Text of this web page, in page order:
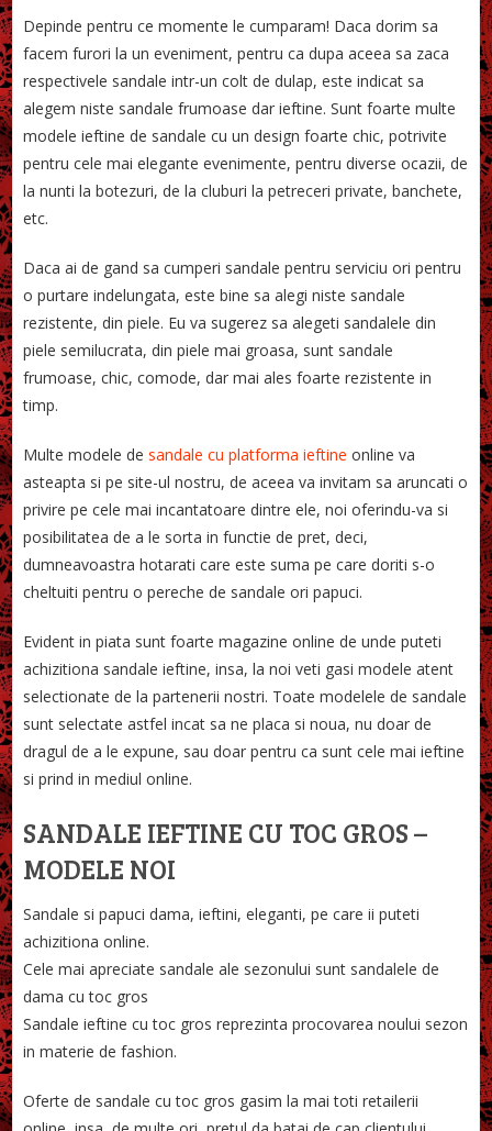
Depinde pentru ce momente le cumparam! Daca dorim sa
facem furori la un eveniment, pentru ca dupa aceea sa zaca
respectivele sandale intr-un colt de dulap, este indicat sa
alegem niste sandale frumoase dar ieftine. Sunt foarte multe
modele ieftine de sandale cu un design foarte chic, potrivite
pentru cele mai elegante evenimente, pentru diverse ocazii, de
la nunti la botezuri, de la cluburi la petreceri private, banchete,
etc.
Daca ai de gand sa cumperi sandale pentru serviciu ori pentru
o purtare indelungata, este bine sa alegi niste sandale
rezistente, din piele. Eu va sugerez sa alegeti sandalele din
piele semilucrata, din piele mai groasa, sunt sandale
frumoase, chic, comode, dar mai ales foarte rezistente in
timp.
Multe modele de sandale cu platforma ieftine online va
asteapta si pe site-ul nostru, de aceea va invitam sa aruncati o
privire pe cele mai incantatoare dintre ele, noi oferindu-va si
posibilitatea de a le sorta in functie de pret, deci,
dumneavoastra hotarati care este suma pe care doriti s-o
cheltuiti pentru o pereche de sandale ori papuci.
Evident in piata sunt foarte magazine online de unde puteti
achizitiona sandale ieftine, insa, la noi veti gasi modele atent
selectionate de la partenerii nostri. Toate modelele de sandale
sunt selectate astfel incat sa ne placa si noua, nu doar de
dragul de a le expune, sau doar pentru ca sunt cele mai ieftine
si prind in mediul online.
SANDALE IEFTINE CU TOC GROS –
MODELE NOI
Sandale si papuci dama, ieftini, eleganti, pe care ii puteti
achizitiona online.
Cele mai apreciate sandale ale sezonului sunt sandalele de
dama cu toc gros
Sandale ieftine cu toc gros reprezinta procovarea noului sezon
in materie de fashion.
Oferte de sandale cu toc gros gasim la mai toti retailerii